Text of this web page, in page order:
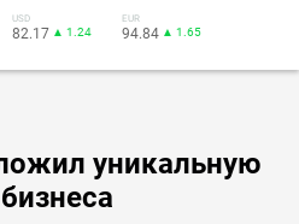
USD
82.17 ▲ 1.24
EUR
94.84 ▲ 1.65
уникальную